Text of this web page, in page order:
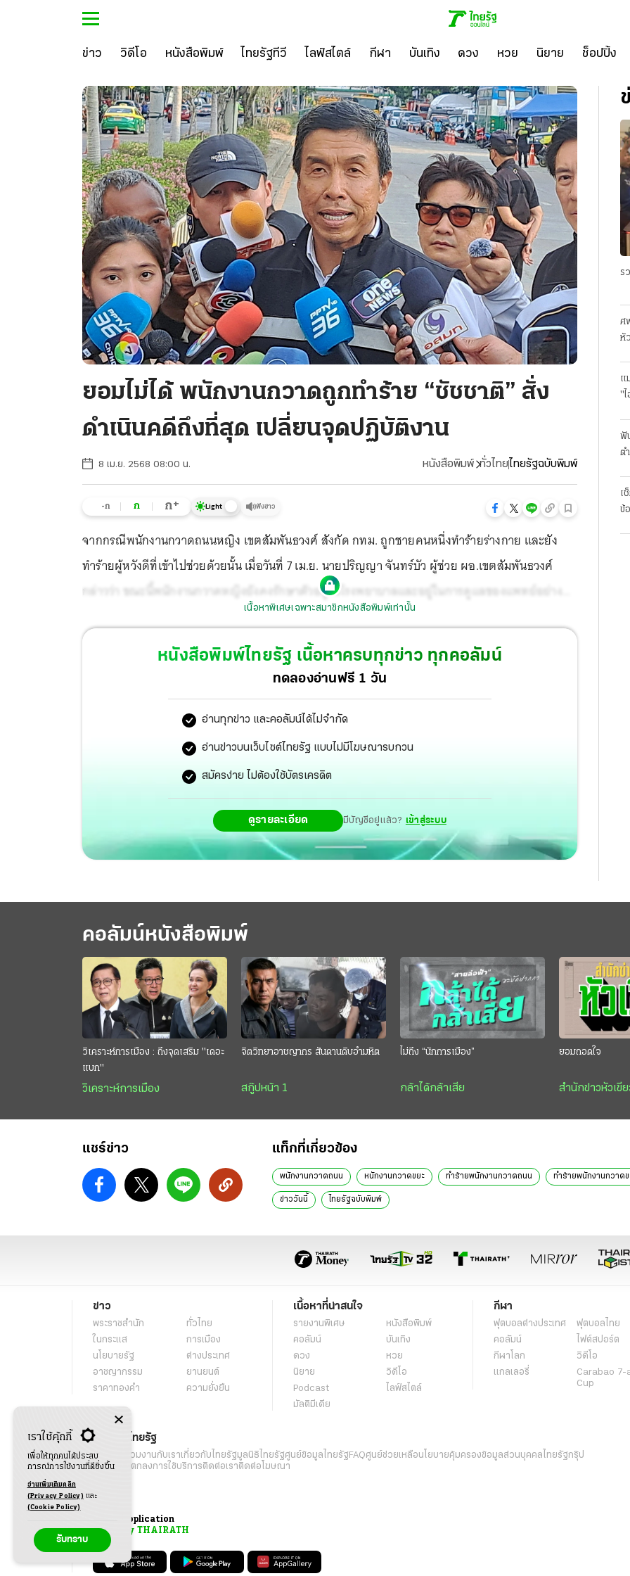
ข่าว วิดีโอ หนังสือพิมพ์ ไทยรัฐทีวี ไลฟ์สไตล์ กีฬา บันเทิง ดวง หวย นิยาย ช็อปปิ้ง
ยอมไม่ได้ พนักงานกวาดถูกทำร้าย “ชัชชาติ” สั่ง
ดำเนินคดีถึงที่สุด เปลี่ยนจุดปฏิบัติงาน
8 เม.ย. 2568 08:00 น. หนังสือพิมพ์ ทั่วไทยไทยรัฐฉบับพิมพ์
-ก ก ก+ Light ฟังข่าว
จากกรณีพนักงานกวาดถนนหญิง เขตสัมพันธวงศ์ สังกัด กทม. ถูกชายคนหนึ่งทำร้ายร่างกาย และยัง
ทำร้ายผู้หวังดีที่เข้าไปช่วยด้วยนั้น เมื่อวันที่ 7 เม.ย. นายปริญญา จันทร์บัว ผู้ช่วย ผอ.เขตสัมพันธวงศ์
กล่าวว่า ขณะนี้พนักงานกวาดหญิงยังคงรักษาตัวอยู่ในโรงพยาบาลและอยู่ในการดูแลของแพทย์อย่าง
ใกล้ชิด เบื้องต้นรู้สึกตัวแล้วส่วนการแจ้งความดำเนินคดีกับคู่กรณีนั้น จะแบ่งเป็น 2 กรณี คือ ผู้ชายที่
เข้าไปช่วยเป็นพนักงานของเขตสัมพันธวงศ์เหมือนกัน ได้รับบาดเจ็บเล็กน้อย ได้ไปแจ้งความที่
สน.จักรวรรดิแล้ว ในข้อหาทำร้ายร่างกาย ส่วนพนักงานหญิงที่อยู่ระหว่างรักษาตัวนั้นยังไม่ได้เข้าแจ้ง
เนื้อหาพิเศษเฉพาะสมาชิกหนังสือพิมพ์เท่านั้น
หนังสือพิมพ์ไทยรัฐ เนื้อหาครบทุกข่าว ทุกคอลัมน์
ทดลองอ่านฟรี 1 วัน
อ่านทุกข่าว และคอลัมน์ได้ไม่จำกัด
อ่านข่าวบนเว็บไซต์ไทยรัฐ แบบไม่มีโฆษณารบกวน
สมัครง่าย ไม่ต้องใช้บัตรเครดิต
ดูรายละเอียด มีบัญชีอยู่แล้ว? เข้าสู่ระบบ
ร
ศ
หั
แ
"
ฟั
ต
เ
ข้
คอลัมน์หนังสือพิมพ์
วิเคราะห์การเมือง : ถึงจุดเสริม "เดอะ
แบก"
วิเคราะห์การเมือง
จิตวิทยาอาชญากร สันดานดิบอำมหิต
สกู๊ปหน้า 1
ไม่ถึง “นักการเมือง”
กล้าได้กล้าเสีย
ยอมถอดใจ
สำนักข่าวหัวเขีย
แชร์ข่าว แท็กที่เกี่ยวข้อง
พนักงานกวาดถนน หนักงานกวาดขยะ ทำร้ายพนักงานกวาดถนน ทำร้ายพนักงานกวาดข
ข่าววันนี้ ไทยรัฐฉบับพิมพ์
ข่าว
พระราชสำนัก
ทั่วไทย
ในกระแส
การเมือง
นโยบายรัฐ
ต่างประเทศ
อาชญากรรม
ยานยนต์
ราคาทองคำ
ความยั่งยืน
เนื้อหาที่น่าสนใจ
รายงานพิเศษ
หนังสือพิมพ์
คอลัมน์
บันเทิง
ดวง
หวย
นิยาย
วิดีโอ
Podcast
ไลฟ์สไตล์
มัลติมีเดีย
กีฬา
ฟุตบอลต่่างประเทศ
ฟุตบอลไทย
คอลัมน์
ไฟต์สปอร์ต
กีฬาโลก
วิดีโอ
แกลเลอรี่
Carabao 7-
Cup
เกี่ยวกับไทยรัฐ
กิจกรรม ร่วมงานกับเราเกี่ยวกับไทยรัฐมูลนิธิไทยรัฐศูนย์ข้อมูลไทยรัฐFAQศูนย์ช่วยเหลือนโยบายคุ้มครองข้อมูลส่วนบุคคลไทยรัฐกรุ๊ป
เงื่อนไขข้อตกลงการใช้บริการติดต่อเราติดต่อโฆษณา
Application
My THAIRATH
เราใช้คุ้กกี้
เพื่อให้ทุกคนได้ประสบ
การณ์การใช้งานที่ดียิ่งขึ้น
อ่านเพิ่มเติมคลิก
(Privacy Policy) และ
(Cookie Policy)
รับทราบ